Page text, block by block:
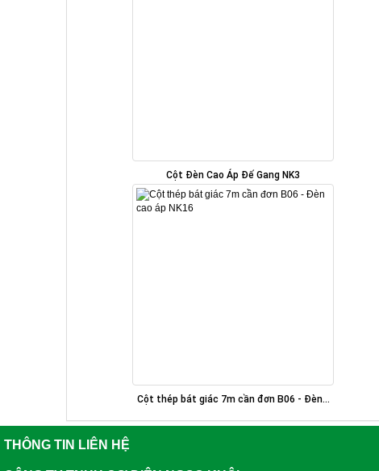
Cột Đèn Cao Áp Đế Gang NK3
Cột thép bát giác 7m cần đơn B06 - Đèn...
THÔNG TIN LIÊN HỆ